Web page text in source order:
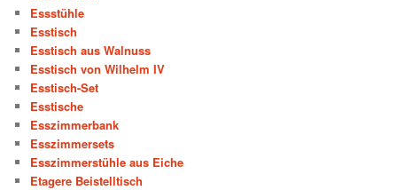
Essstühle
Esstisch
Esstisch aus Walnuss
Esstisch von Wilhelm IV
Esstisch-Set
Esstische
Esszimmerbank
Esszimmersets
Esszimmerstühle aus Eiche
Etagere Beistelltisch